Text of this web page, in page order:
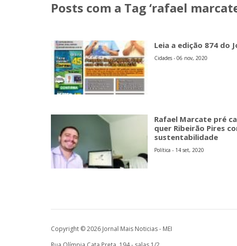
Posts com a Tag ‘rafael
Leia a edição 874 do
Cidades - 06 nov, 2020
Rafael Marcate pré
quer Ribeirão Pires
sustentabilidade
Política - 14 set, 2020
Copyright © 2026 Jornal Mais Noticias - MEI